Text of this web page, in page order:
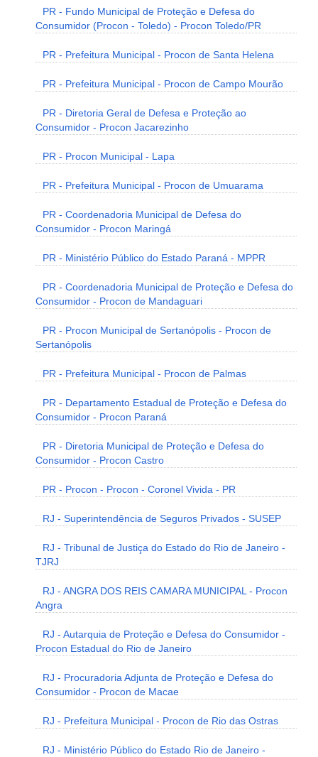
PR - Fundo Municipal de Proteção e Defesa do
Consumidor (Procon - Toledo) - Procon Toledo/PR
PR - Prefeitura Municipal - Procon de Santa Helena
PR - Prefeitura Municipal - Procon de Campo Mourão
PR - Diretoria Geral de Defesa e Proteção ao
Consumidor - Procon Jacarezinho
PR - Procon Municipal - Lapa
PR - Prefeitura Municipal - Procon de Umuarama
PR - Coordenadoria Municipal de Defesa do
Consumidor - Procon Maringá
PR - Ministério Público do Estado Paraná - MPPR
PR - Coordenadoria Municipal de Proteção e Defesa do
Consumidor - Procon de Mandaguari
PR - Procon Municipal de Sertanópolis - Procon de
Sertanópolis
PR - Prefeitura Municipal - Procon de Palmas
PR - Departamento Estadual de Proteção e Defesa do
Consumidor - Procon Paraná
PR - Diretoria Municipal de Proteção e Defesa do
Consumidor - Procon Castro
PR - Procon - Procon - Coronel Vivida - PR
RJ - Superintendência de Seguros Privados - SUSEP
RJ - Tribunal de Justiça do Estado do Rio de Janeiro -
TJRJ
RJ - ANGRA DOS REIS CAMARA MUNICIPAL - Procon
Angra
RJ - Autarquia de Proteção e Defesa do Consumidor -
Procon Estadual do Rio de Janeiro
RJ - Procuradoria Adjunta de Proteção e Defesa do
Consumidor - Procon de Macae
RJ - Prefeitura Municipal - Procon de Rio das Ostras
RJ - Ministério Público do Estado Rio de Janeiro -